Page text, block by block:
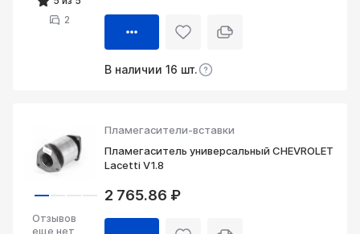
2
В наличии 16 шт.
Пламегасители-вставки
Пламегаситель универсальный CHEVROLET
Lacetti V1.8
Отзывов
еще нет
2 765.86 ₽